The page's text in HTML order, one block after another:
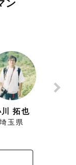
ン
川 拓也
埼玉県